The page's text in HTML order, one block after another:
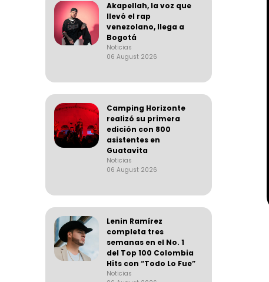
Akapellah, la voz que
llevó el rap
venezolano, llega a
Bogotá
Noticias
06 August 2026
Camping Horizonte
realizó su primera
edición con 800
asistentes en
Guatavita
Noticias
06 August 2026
Lenin Ramírez
completa tres
semanas en el No. 1
del Top 100 Colombia
Hits con “Todo Lo Fue”
Noticias